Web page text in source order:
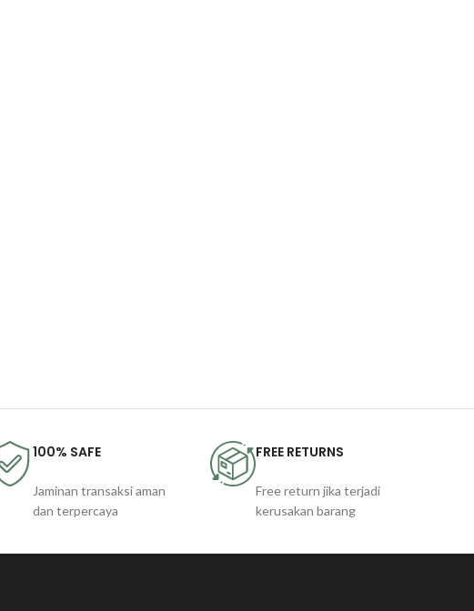
100% SAFE
Jaminan transaksi aman
dan terpercaya
FREE RETURNS
Free return jika terjadi
kerusakan barang